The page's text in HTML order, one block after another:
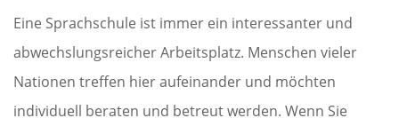
Eine Sprachschule ist immer ein interessanter und
abwechslungsreicher Arbeitsplatz. Menschen vieler
Nationen treffen hier aufeinander und möchten
individuell beraten und betreut werden. Wenn Sie